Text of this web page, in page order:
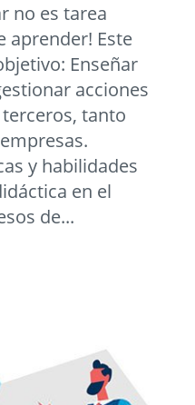
no es tarea
aprender! Este
Enseñar
acciones
tanto
y habilidades
en el
de...